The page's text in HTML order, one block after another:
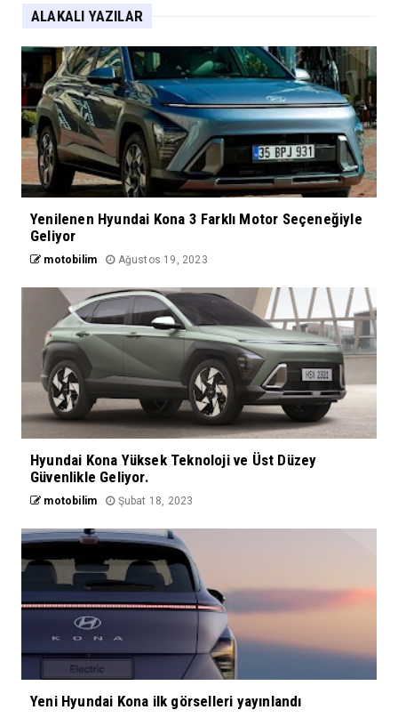
ALAKALI YAZILAR
Yenilenen Hyundai Kona 3 Farklı Motor Seçeneğiyle
Geliyor
motobilim Ağustos 19, 2023
Hyundai Kona Yüksek Teknoloji ve Üst Düzey
Güvenlikle Geliyor.
motobilim Şubat 18, 2023
Yeni Hyundai Kona ilk görselleri yayınlandı